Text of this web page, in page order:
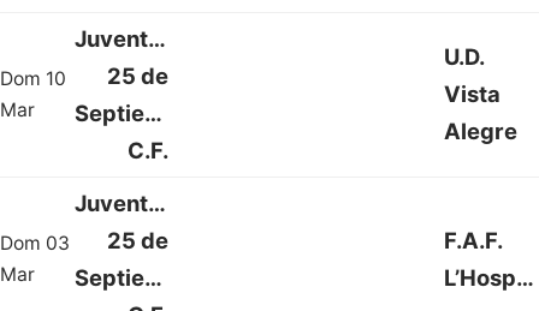
Dom 10
Mar
Juventud
25 de
Septiembre
C.F.
U.D.
Vista
Alegre
Dom 03
Mar
Juventud
25 de
Septiembre
F.A.F.
L’Hospitalet